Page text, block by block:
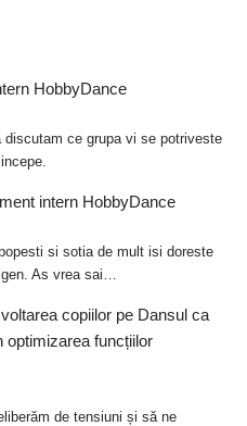
HobbyDance
discutam ce grupa vi se potriveste
intern HobbyDance
si sotia de mult isi doreste
As vrea sai…
copiilorpe Dansul ca
optimizarea funcțiilor
de tensiuni și să ne